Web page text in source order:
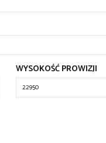
WYSOKOŚĆ PROWIZJI